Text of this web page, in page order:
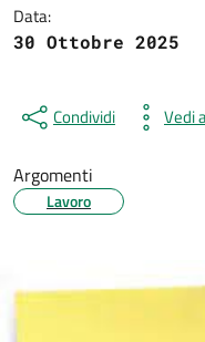
Data:
30 Ottobre 2025
Condividi Vedi
Argomenti
Lavoro